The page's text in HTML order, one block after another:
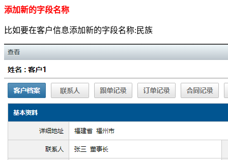
添加新的字段名称
比如要在客户信息添加新的字段名称:民族